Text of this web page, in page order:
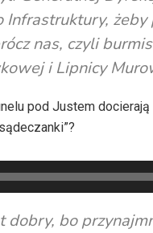
nas, czyli
i Lipnicy
pod Justem
dobry, bo